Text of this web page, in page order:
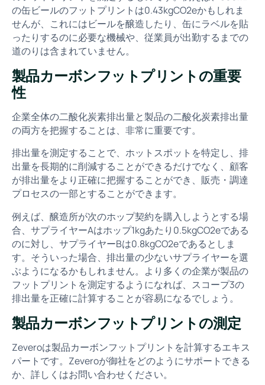
の缶ビールのフットプリントは0.43kgCO2eかもしれま
せんが、これにはビールを醸造したり、缶にラベルを貼
ったりするのに必要な機械や、従業員が出勤するまでの
道のりは含まれていません。
製品カーボンフットプリントの重要
性
企業全体の二酸化炭素排出量と製品の二酸化炭素排出量
の両方を把握することは、非常に重要です。
排出量を測定することで、ホットスポットを特定し、排
出量を長期的に削減することができるだけでなく、顧客
が排出量をより正確に把握することができ、販売・調達
プロセスの一部とすることができます。
例えば、醸造所が次のホップ契約を購入しようとする場
合、サプライヤーAはホップ1kgあたり0.5kgCO2eである
のに対し、サプライヤーBは0.8kgCO2eであるとしま
す。そういった場合、排出量の少ないサプライヤーを選
ぶようになるかもしれません。より多くの企業が製品の
フットプリントを測定するようになれば、スコープ3の
排出量を正確に計算することが容易になるでしょう。
製品カーボンフットプリントの測定
Zeveroは製品カーボンフットプリントを計算するエキス
パートです。Zeveroが御社をどのようにサポートできる
か、詳しくはお問い合わせください。